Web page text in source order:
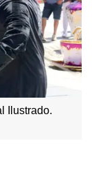
Ilustrado.